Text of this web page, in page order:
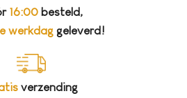
16:00besteld,
werkdaggeleverd!
verzending